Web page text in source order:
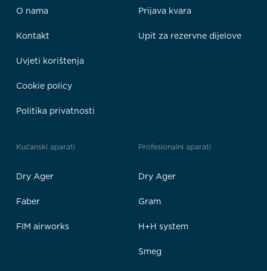
O nama
Kontakt
Uvjeti korištenja
Cookie policy
Politika privatnosti
Prijava kvara
Upit za rezervne dijelove
Kućanski aparati
Dry Ager
Faber
FIM airworks
Profesionalni aparati
Dry Ager
Gram
H+H system
Smeg